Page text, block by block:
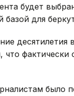
будет
для
десятилетия
что
было